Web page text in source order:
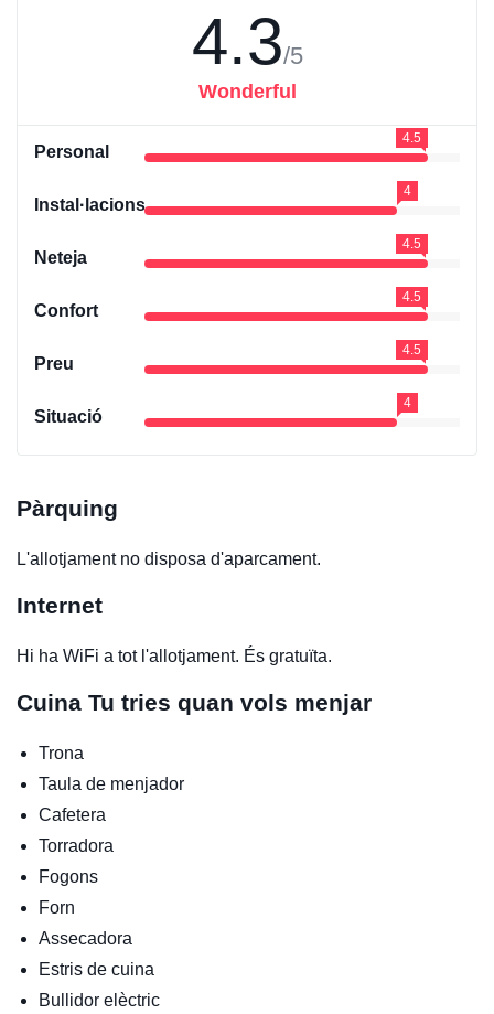
4.3/5
Wonderful
Personal
4.5
Instal·lacions
4
Neteja
4.5
Confort
4.5
Preu
4.5
Situació
4
Pàrquing
L'allotjament no disposa d'aparcament.
Internet
Hi ha WiFi a tot l'allotjament. És gratuïta.
Cuina Tu tries quan vols menjar
Trona
Taula de menjador
Cafetera
Torradora
Fogons
Forn
Assecadora
Estris de cuina
Bullidor elèctric